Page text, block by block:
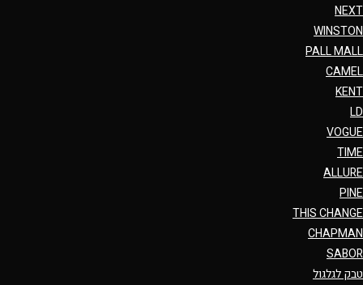
NEXT
WINSTON
PALL MALL
CAMEL
KENT
LD
VOGUE
TIME
ALLURE
PINE
THIS CHANGE
CHAPMAN
SABOR
טבק לגלגול